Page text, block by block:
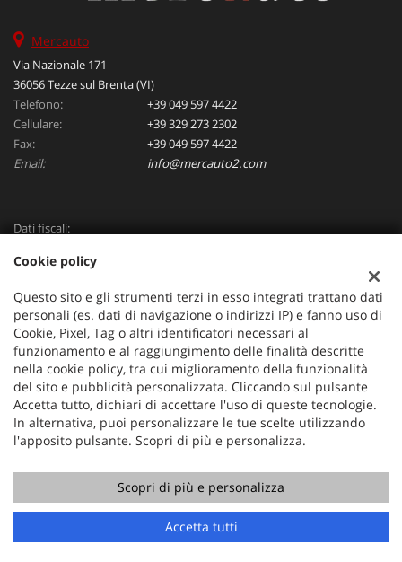
Contatta un consulente
Mercauto
Via Nazionale 171
36056 Tezze sul Brenta (VI)
Telefono:
+39 049 597 4422
Cellulare:
+39 329 273 2302
Fax:
+39 049 597 4422
Email:
info@mercauto2.com
Dati fiscali:
Via Nazionale, 171 PD - 36056 Tezze sul Brenta
Registro delle imprese:PD
Copyright © 2026 GestionaleAuto.com S.r.l., Tutti i diritti
riservati -Leggi l'informativa sulla privacy-Cookie Policy
GestionaleAuto.com
Cookie policy
Questo sito e gli strumenti terzi in esso integrati trattano dati
personali (es. dati di navigazione o indirizzi IP) e fanno uso di
Cookie, Pixel, Tag o altri identificatori necessari al
funzionamento e al raggiungimento delle finalità descritte
nella cookie policy, tra cui miglioramento della funzionalità
del sito e pubblicità personalizzata. Cliccando sul pulsante
Accetta tutto, dichiari di accettare l'uso di queste tecnologie.
In alternativa, puoi personalizzare le tue scelte utilizzando
l'apposito pulsante. Scopri di più e personalizza.
Scopri di più e personalizza
Accetta tutti